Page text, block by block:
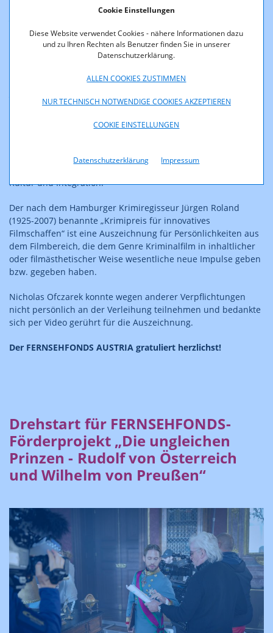
Cookie Einstellungen
Diese Website verwendet Cookies - nähere Informationen dazu
und zu Ihren Rechten als Benutzer finden Sie in unserer
Datenschutzerklärung.
ALLEN COOKIES ZUSTIMMEN
NUR TECHNISCH NOTWENDIGE COOKIES AKZEPTIEREN
COOKIE EINSTELLUNGEN
Datenschutzerklärung Impressum
„Für seine herausragenden darstellerischen Leistungen“ in
den FERNSEHFONDS-Förderprojekten „Der Pass“ und „Die
Ibiza-Affäre“ sowie der ARD/Degeto-Produktion „Das
Geheimnis des Totenwaldes“ verlieh die Jury Nicholas
nächsten Moment unglaublich komisch sein kann. Seine
Körperlichkeit, seine Zärtlichkeit, die durch die zerbrochene
und bewundern wir ihn“, so Jurymitglied Prof. Dr. Jürgen
Kultur und Integration.
Der nach dem Hamburger Krimiregisseur Jürgen Roland
(1925-2007) benannte „Krimipreis für innovatives
Filmschaffen“ ist eine Auszeichnung für Persönlichkeiten aus
dem Filmbereich, die dem Genre Kriminalfilm in inhaltlicher
oder filmästhetischer Weise wesentliche neue Impulse geben
bzw. gegeben haben.
Nicholas Ofczarek konnte wegen anderer Verpflichtungen
nicht persönlich an der Verleihung teilnehmen und bedankte
sich per Video gerührt für die Auszeichnung.
Der FERNSEHFONDS AUSTRIA gratuliert herzlichst!
Drehstart für FERNSEHFONDS-
Förderprojekt „Die ungleichen
Prinzen - Rudolf von Österreich
und Wilhelm von Preußen“